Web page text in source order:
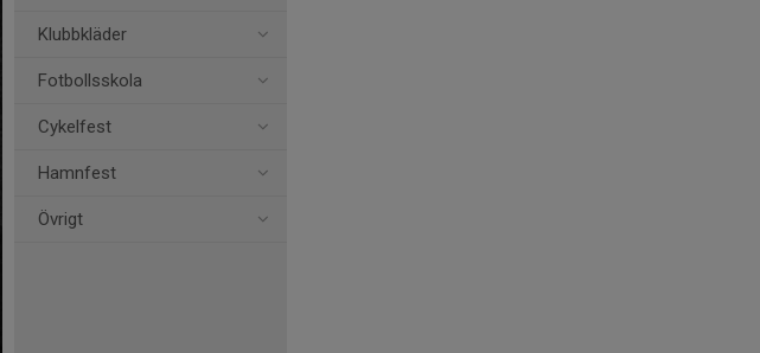
Klubbkläder
Fotbollsskola
Cykelfest
Hamnfest
Övrigt